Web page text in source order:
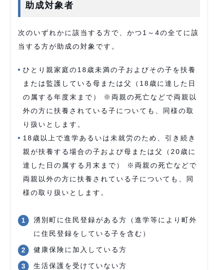
助成対象者
次のいずれかに該当する方で、かつ1～4の全てに該
当する方が助成の対象です。
ひとり親家庭の18歳未満の子およびその子を扶養
または監護している母または父（18歳に達した日
の属する年度末まで） ※両親の死亡などで両親以
外の方に扶養されている子についても、同様の取
り扱いとします。
18歳以上で進学あるいは未就労のため、引き続き
親が扶養する場合の子および母または父（20歳に
達した日の属する月末まで） ※両親の死亡などで
両親以外の方に扶養されている子についても、同
様の取り扱いとします。
湧別町に住民登録がある方（進学等により町外
に住民登録をしている子を含む）
健康保険に加入している方
生活保護を受けていない方